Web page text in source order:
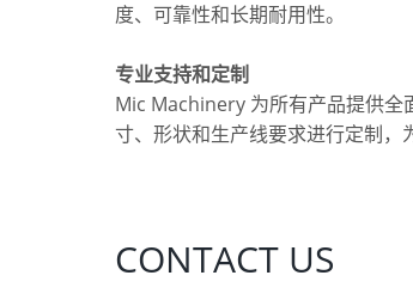
度、可靠性和长期耐用性。
专业支持和定制
Mic Machinery 为所有产品提供全
寸、形状和生产线要求进行定制，
CONTACT US